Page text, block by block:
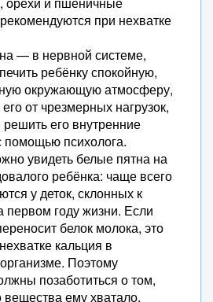
при нехватке
— в нервной системе,
ребёнку спокойную,
окружающую атмосферу,
от чрезмерных нагрузок,
решить его внутренние
психолога.
увидеть белые пятна на
ребёнка: чаще всего
у деток, склонных к
первом году жизни. Если
белок молока, это
кальция в
Поэтому
позаботиться о том,
вещества ему хватало,